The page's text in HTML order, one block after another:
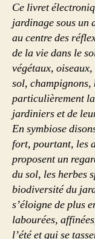
Ce livret
jardinage sous un
au centre des
de la vie dans le
végétaux,
sol,
particulièrement
jardiniers et de
En symbiose
fort, pourtant, les
proposent un
du sol, les herbes
biodiversité du
s’éloigne de plus
labourées,
l’été et qui se